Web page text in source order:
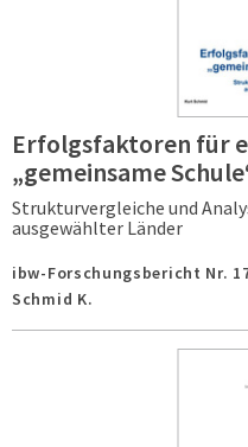
Erfolgsfaktoren für
„gemeinsame
Strukturvergleiche und
ausgewählter Länder
ibw-Forschungsbericht Nr.
Schmid K.